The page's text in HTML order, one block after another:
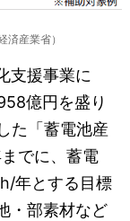
産業省）
支援事業に
億円を盛り
た「蓄電池産
でに、蓄電
年とする目標
・部素材など